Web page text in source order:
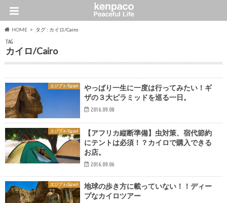
HOME タグ : カイロ/Cairo
TAG
カイロ/Cairo
エジプト/Egypt
やっぱり一生に一度は行ってみたい！ギ
ザの３大ピラミッドを巡る一日。
2016.09.08
エジプト/Egypt
【アフリカ縦断準備】虫対策、宿代節約
にテントは必須！？カイロで購入できる
お店。
2016.09.06
エジプト/Egypt
地球の歩き方に載っていない！！ディー
プなカイロツアー